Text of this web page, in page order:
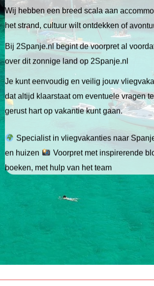
Wij hebben een breed scala aan
het strand, cultuur wilt ontdekken of
Bij 2Spanje.nl begint de voorpret al
over dit zonnige land op 2Spanje.nl
Je kunt eenvoudig en veilig jouw
dat altijd klaarstaat om eventuele vragen
gerust hart op vakantie kunt gaan.
Specialist in vliegvakanties naar
en huizen
Voorpret met inspirerende
boeken, met hulp van het team